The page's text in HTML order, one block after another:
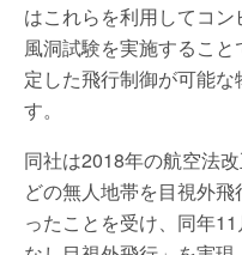
はこれらを利用してコ
風洞試験を実施するこ
定した飛行制御が可能
す。
同社は2018年の航空法
どの無人地帯を目視外
ったことを受け、同年